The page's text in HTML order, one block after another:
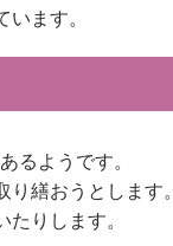
ます。
るようです。
繕おうとします。
りします。